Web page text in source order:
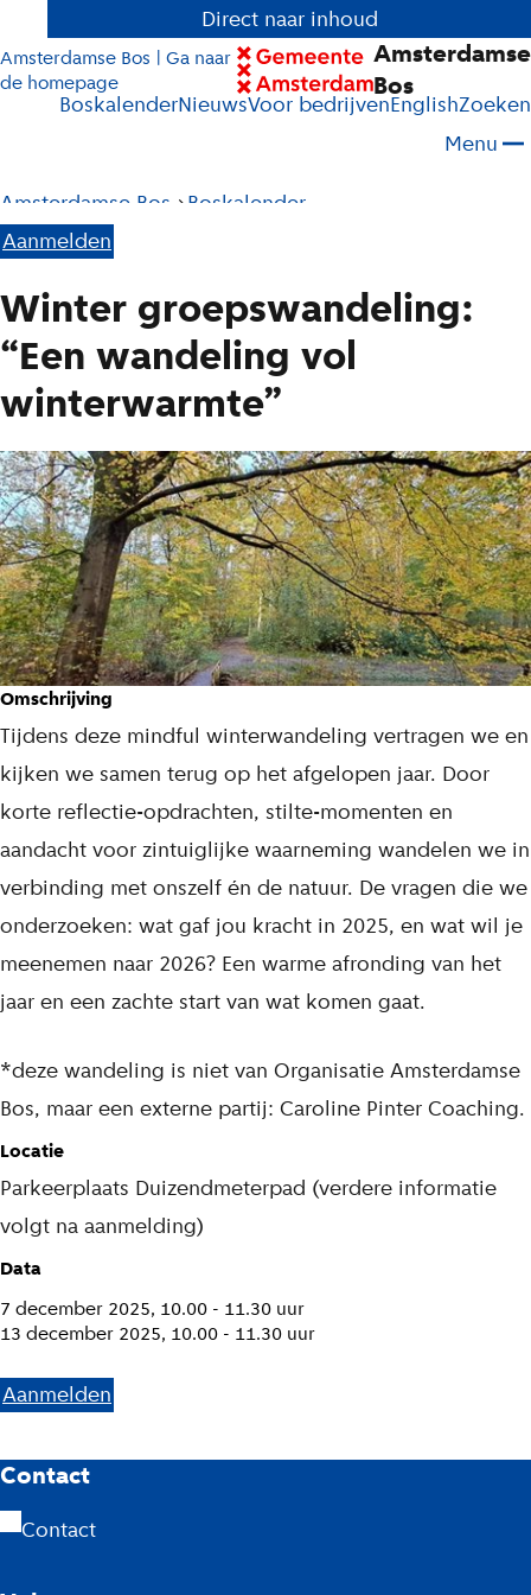
Direct naar inhoud
Amsterdamse Bos | Ga naar
de homepage
Amsterdamse
Bos
BoskalenderNieuwsVoor bedrijvenEnglishZoeken
Menu
Pad
tot
pagina
Amsterdamse Bos Boskalender
W
i
n
e
r
g
r
o
e
p
s
w
a
n
d
e
l
i
n
g
E
e
n
w
a
n
e
i
n
g
Aanmelden
Winter groepswandeling:
“Een wandeling vol
winterwarmte”
Omschrijving
Tijdens deze mindful winterwandeling vertragen we en
kijken we samen terug op het afgelopen jaar. Door
korte reflectie-opdrachten, stilte-momenten en
aandacht voor zintuiglijke waarneming wandelen we in
verbinding met onszelf én de natuur. De vragen die we
onderzoeken: wat gaf jou kracht in 2025, en wat wil je
meenemen naar 2026? Een warme afronding van het
jaar en een zachte start van wat komen gaat.
*deze wandeling is niet van Organisatie Amsterdamse
Bos, maar een externe partij: Caroline Pinter Coaching.
Locatie
Parkeerplaats Duizendmeterpad (verdere informatie
volgt na aanmelding)
Data
7 december 2025, 10.00 - 11.30 uur
13 december 2025, 10.00 - 11.30 uur
Aanmelden
A
m
Contact
Contact